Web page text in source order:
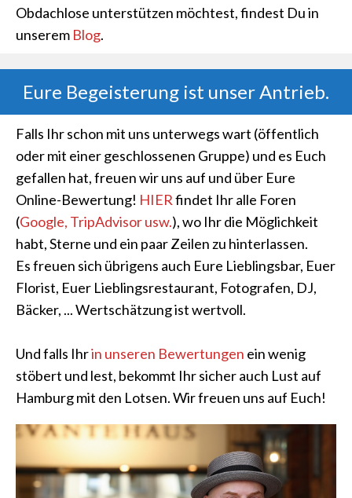
Obdachlose unterstützen möchtest, findest Du in
unserem Blog.
Eure Begeisterung ist unser Antrieb.
Falls Ihr schon mit uns unterwegs wart (öffentlich
oder mit einer geschlossenen Gruppe) und es Euch
gefallen hat, freuen wir uns auf und über Eure
Online-Bewertung! HIERfindet Ihr alle Foren
(Google, TripAdvisor usw.), wo Ihr die Möglichkeit
habt, Sterne und ein paar Zeilen zu hinterlassen.
Es freuen sich übrigens auch Eure Lieblingsbar, Euer
Florist, Euer Lieblingsrestaurant, Fotografen, DJ,
Bäcker, ... Wertschätzung ist wertvoll.
Und falls Ihrin unseren Bewertungen ein wenig
stöbert und lest, bekommt Ihr sicher auch Lust auf
Hamburg mit den Lotsen. Wir freuen uns auf Euch!